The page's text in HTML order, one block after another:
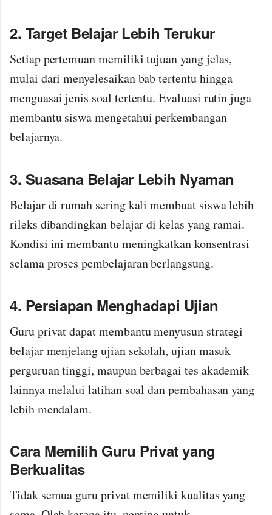
2. Target Belajar Lebih Terukur
Setiap pertemuan memiliki tujuan yang jelas,
mulai dari menyelesaikan bab tertentu hingga
menguasai jenis soal tertentu. Evaluasi rutin juga
membantu siswa mengetahui perkembangan
belajarnya.
3. Suasana Belajar Lebih Nyaman
Belajar di rumah sering kali membuat siswa lebih
rileks dibandingkan belajar di kelas yang ramai.
Kondisi ini membantu meningkatkan konsentrasi
selama proses pembelajaran berlangsung.
4. Persiapan Menghadapi Ujian
Guru privat dapat membantu menyusun strategi
belajar menjelang ujian sekolah, ujian masuk
perguruan tinggi, maupun berbagai tes akademik
lainnya melalui latihan soal dan pembahasan yang
lebih mendalam.
Cara Memilih Guru Privat yang
Berkualitas
Tidak semua guru privat memiliki kualitas yang